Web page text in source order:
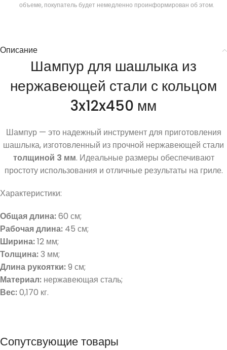
объеме, покупатель будет немедленно проинформирован об этом.
Описание
Шампур для шашлыка из
нержавеющей стали с кольцом
3x12x450 мм
Шампур — это надежный инструмент для приготовления
шашлыка, изготовленный из прочной нержавеющей стали
толщиной 3 мм. Идеальные размеры обеспечивают
простоту использования и отличные результаты на гриле.
Характеристики:
Общая длина:60 см;
Рабочая длина: 45 см;
Ширина:12 мм;
Толщина:3 мм;
Длина рукоятки:9 см;
Материал: нержавеющая сталь;
Вес:0,170 кг.
Сопутсвующие товары